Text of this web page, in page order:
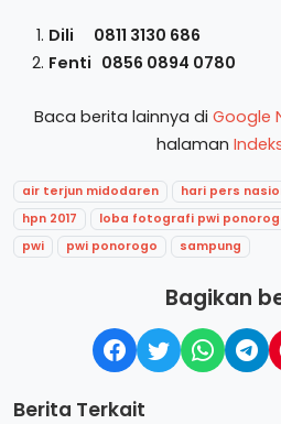
Dili 0811 3130 686
Fenti 0856 0894 0780
Baca berita lainnya di Google
halaman
air terjun midodaren hari pers
hpn 2017
loba fotografi pwi
pwi
pwi ponorogo sampung
Bagikan
Berita Terkait